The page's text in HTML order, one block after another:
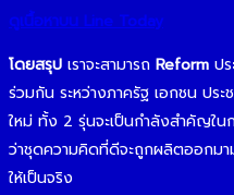
ดูเนื้อหาบน Line Today
โดยสรุป เราจะสามารถ Reform ป
ร่วมกัน ระหว่างภาครัฐ เอกชน ปร
ใหม่ ทั้ง 2 รุ่นจะเป็นกำลังสำคัญใน
ว่าชุดความคิดที่ดีจะถูกผลิตออกมา
ให้เป็นจริง